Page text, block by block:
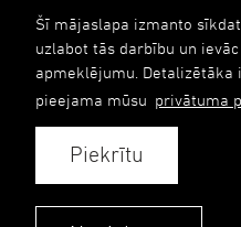
Šī mājaslapa izmanto
uzlabot tās darbību un
apmeklējumu. Detalizētāka
pieejama mūsu privātuma
Piekrītu
Sertifikāti
Kontakti
Sazināties
upb(abols)upb.lv